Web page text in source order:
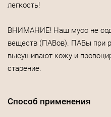
легкость!
ВНИМАНИЕ! Наш мусс не
веществ (ПАВов). ПАВы при
высушивают кожу и
старение.
Способ применения